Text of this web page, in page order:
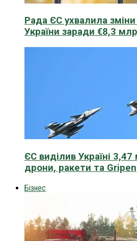
Рада ЄС ухвалила
України заради €8,3
ЄС виділив Україні
дрони, ракети та Gripen
Бізнес